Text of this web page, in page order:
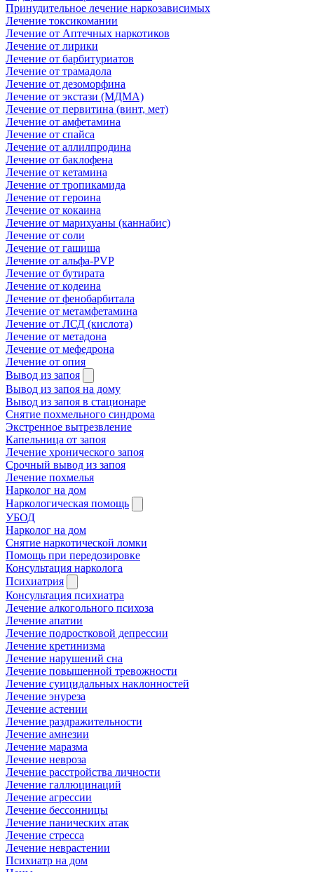
Принудительное лечение наркозависимых
Лечение токсикомании
Лечение от Аптечных наркотиков
Лечение от лирики
Лечение от барбитуриатов
Лечение от трамадола
Лечение от дезоморфина
Лечение от экстази (МДМА)
Лечение от первитина (винт, мет)
Лечение от амфетамина
Лечение от спайса
Лечение от аллилпродина
Лечение от баклофена
Лечение от кетамина
Лечение от тропикамида
Лечение от героина
Лечение от кокаина
Лечение от марихуаны (каннабис)
Лечение от соли
Лечение от гашиша
Лечение от альфа-PVP
Лечение от бутирата
Лечение от кодеина
Лечение от фенобарбитала
Лечение от метамфетамина
Лечение от ЛСД (кислота)
Лечение от метадона
Лечение от мефедрона
Лечение от опия
Вывод из запоя
Вывод из запоя на дому
Вывод из запоя в стационаре
Снятие похмельного синдрома
Экстренное вытрезвление
Капельница от запоя
Лечение хронического запоя
Срочный вывод из запоя
Лечение похмелья
Нарколог на дом
Наркологическая помощь
УБОД
Нарколог на дом
Снятие наркотической ломки
Помощь при передозировке
Консультация нарколога
Психиатрия
Консультация психиатра
Лечение алкогольного психоза
Лечение апатии
Лечение подростковой депрессии
Лечение кретинизма
Лечение нарушений сна
Лечение повышенной тревожности
Лечение суицидальных наклонностей
Лечение энуреза
Лечение астении
Лечение раздражительности
Лечение амнезии
Лечение маразма
Лечение невроза
Лечение расстройства личности
Лечение галлюцинаций
Лечение агрессии
Лечение бессонницы
Лечение панических атак
Лечение стресса
Лечение неврастении
Психиатр на дом